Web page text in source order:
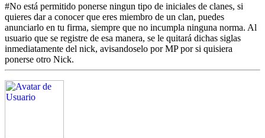
#No está permitido ponerse ningun tipo de iniciales de clanes, si
quieres dar a conocer que eres miembro de un clan, puedes
anunciarlo en tu firma, siempre que no incumpla ninguna norma. Al
usuario que se registre de esa manera, se le quitará dichas siglas
inmediatamente del nick, avisandoselo por MP por si quisiera
ponerse otro Nick.